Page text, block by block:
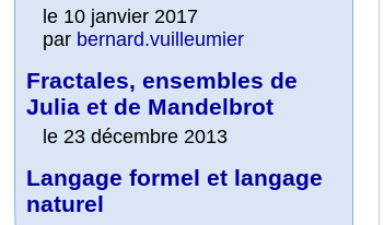
le 10 janvier 2017
par bernard.vuilleumier
Fractales, ensembles de
Julia et de Mandelbrot
le 23 décembre 2013
Langage formel et langage
naturel